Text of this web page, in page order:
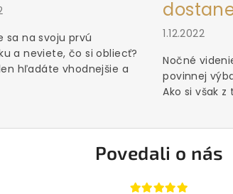
sa na svoju prvú
a neviete, čo si obliecť?
hľadáte vhodnejšie a
1.12.2022
Nočné
povinnej
Ako si však
Povedali o nás